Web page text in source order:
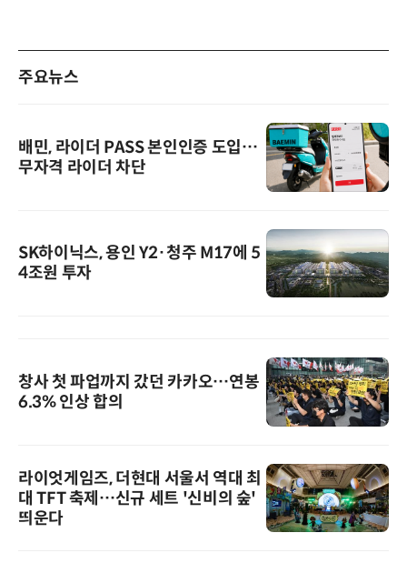
주요뉴스
배민, 라이더 PASS 본인인증 도입…
무자격 라이더 차단
SK하이닉스, 용인 Y2·청주 M17에 5
4조원 투자
창사 첫 파업까지 갔던 카카오…연봉
6.3% 인상 합의
라이엇게임즈, 더현대 서울서 역대 최
대 TFT 축제…신규 세트 '신비의 숲'
띄운다